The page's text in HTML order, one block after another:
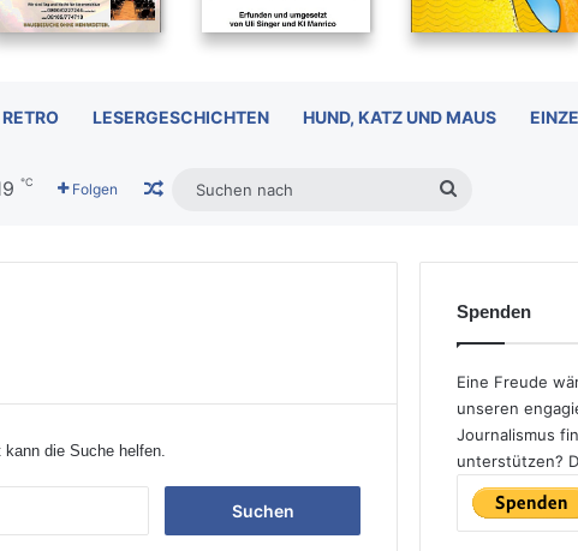
RETRO LESERGESCHICHTEN HUND, KATZ UND MAUS
℃ Folgen Zufälliger Artikel
Suchen
die Suche helfen.
Spenden
Eine Freude
unseren
Journalismus
unterstützen?